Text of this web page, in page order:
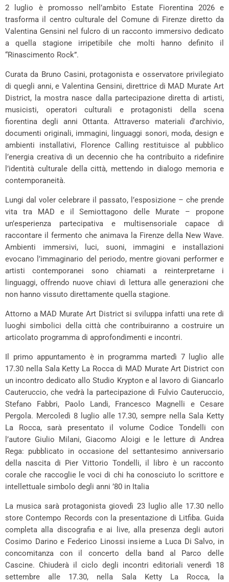
2 luglio è promosso nell’ambito Estate Fiorentina 2026 e
trasforma il centro culturale del Comune di Firenze diretto da
Valentina Gensini nel fulcro di un racconto immersivo dedicato
a quella stagione irripetibile che molti hanno definito il
“Rinascimento Rock”.
Curata da Bruno Casini, protagonista e osservatore privilegiato
di quegli anni, e Valentina Gensini, direttrice di MAD Murate Art
District, la mostra nasce dalla partecipazione diretta di artisti,
musicisti, operatori culturali e protagonisti della scena
fiorentina degli anni Ottanta. Attraverso materiali d’archivio,
documenti originali, immagini, linguaggi sonori, moda, design e
ambienti installativi, Florence Calling restituisce al pubblico
l’energia creativa di un decennio che ha contribuito a ridefinire
l’identità culturale della città, mettendo in dialogo memoria e
contemporaneità.
Lungi dal voler celebrare il passato, l’esposizione – che prende
vita tra MAD e il Semiottagono delle Murate – propone
un’esperienza partecipativa e multisensoriale capace di
raccontare il fermento che animava la Firenze della New Wave.
Ambienti immersivi, luci, suoni, immagini e installazioni
evocano l’immaginario del periodo, mentre giovani performer e
artisti contemporanei sono chiamati a reinterpretarne i
linguaggi, offrendo nuove chiavi di lettura alle generazioni che
non hanno vissuto direttamente quella stagione.
Attorno a MAD Murate Art District si sviluppa infatti una rete di
luoghi simbolici della città che contribuiranno a costruire un
articolato programma di approfondimenti e incontri.
Il primo appuntamento è in programma martedì 7 luglio alle
17.30 nella Sala Ketty La Rocca di MAD Murate Art District con
un incontro dedicato allo Studio Krypton e al lavoro di Giancarlo
Cauteruccio, che vedrà la partecipazione di Fulvio Cauteruccio,
Stefano Fabbri, Paolo Landi, Francesco Magnelli e Cesare
Pergola. Mercoledì 8 luglio alle 17.30, sempre nella Sala Ketty
La Rocca, sarà presentato il volume Codice Tondelli con
l’autore Giulio Milani, Giacomo Aloigi e le letture di Andrea
Rega: pubblicato in occasione del settantesimo anniversario
della nascita di Pier Vittorio Tondelli, il libro è un racconto
corale che raccoglie le voci di chi ha conosciuto lo scrittore e
intellettuale simbolo degli anni ’80 in Italia
La musica sarà protagonista giovedì 23 luglio alle 17.30 nello
store Contempo Records con la presentazione di Litfiba. Guida
completa alla discografia e ai live, alla presenza degli autori
Cosimo Darino e Federico Linossi insieme a Luca Di Salvo, in
concomitanza con il concerto della band al Parco delle
Cascine. Chiuderà il ciclo degli incontri editoriali venerdì 18
settembre alle 17.30, nella Sala Ketty La Rocca, la